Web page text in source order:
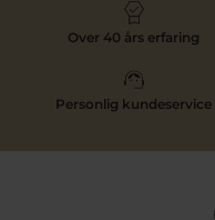
Over 40 års erfaring
Personlig kundeservice